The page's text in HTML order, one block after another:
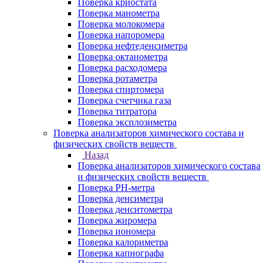
Поверка криостата
Поверка манометра
Поверка молокомера
Поверка напоромера
Поверка нефтеденсиметра
Поверка октанометра
Поверка расходомера
Поверка ротаметра
Поверка спиртомера
Поверка счетчика газа
Поверка титратора
Поверка эксплозиметра
Поверка анализаторов химического состава и
физических свойств веществ
Назад
Поверка анализаторов химического состава
и физических свойств веществ
Поверка PH-метра
Поверка денсиметра
Поверка денситометра
Поверка жиромера
Поверка иономера
Поверка калориметра
Поверка капнографа